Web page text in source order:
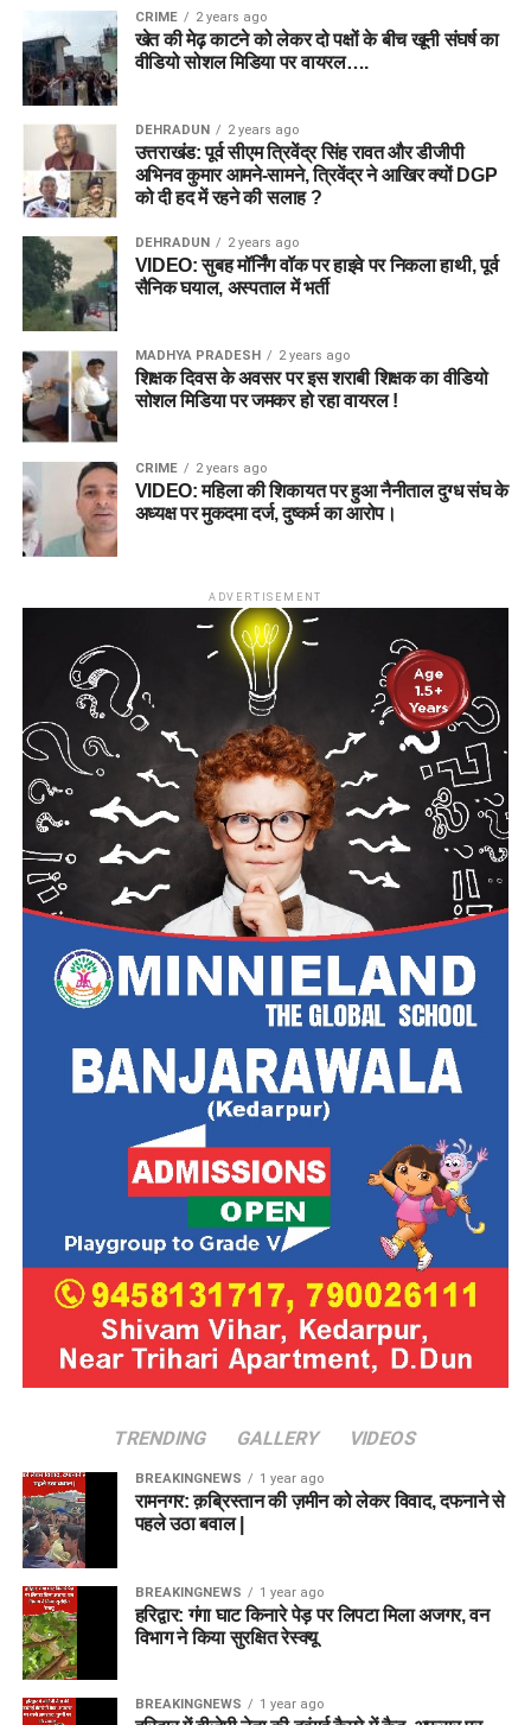
CRIME 2 years ago
खेत की मेढ़ काटने को लेकर दो पक्षों के बीच खूनी संघर्ष का
वीडियो सोशल मिडिया पर वायरल….
DEHRADUN 2 years ago
उत्तराखंड: पूर्व सीएम त्रिवेंद्र सिंह रावत और डीजीपी
अभिनव कुमार आमने-सामने, त्रिवेंद्र ने आखिर क्यों DGP
को दी हद में रहने की सलाह ?
DEHRADUN 2 years ago
VIDEO: सुबह मॉर्निंग वॉक पर हाइवे पर निकला हाथी, पूर्व
सैनिक घयाल, अस्पताल में भर्ती
MADHYA PRADESH 2 years ago
शिक्षक दिवस के अवसर पर इस शराबी शिक्षक का वीडियो
सोशल मिडिया पर जमकर हो रहा वायरल !
CRIME 2 years ago
VIDEO: महिला की शिकायत पर हुआ नैनीताल दुग्ध संघ के
अध्यक्ष पर मुकदमा दर्ज, दुष्कर्म का आरोप।
ADVERTISEMENT
TRENDING GALLERY VIDEOS
BREAKINGNEWS 1 year ago
रामनगर: क़ब्रिस्तान की ज़मीन को लेकर विवाद, दफनाने से
पहले उठा बवाल |
BREAKINGNEWS 1 year ago
हरिद्वार: गंगा घाट किनारे पेड़ पर लिपटा मिला अजगर, वन
विभाग ने किया सुरक्षित रेस्क्यू
BREAKINGNEWS 1 year ago